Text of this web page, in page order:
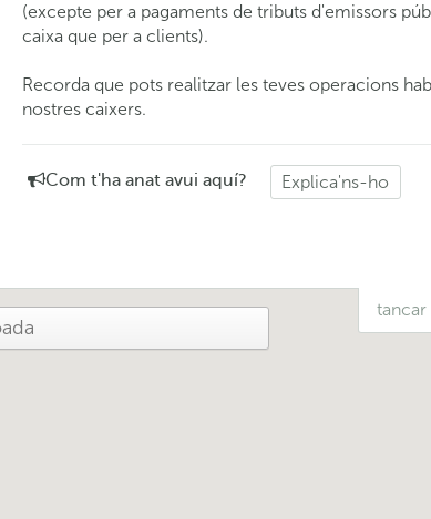
(excepte per a pagaments de tributs d'emissors
caixa que per a clients).
Recorda que pots realitzar les teves operacions
nostres caixers.
Com t'ha anat avui aquí? Explica'ns-ho
tancar